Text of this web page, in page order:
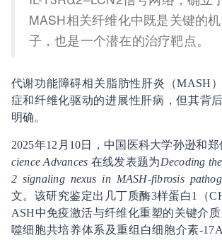
MASH相关纤维化中既是关键的
子，也是一个潜在的治疗靶点。
代谢功能障碍相关脂肪性肝炎（MASH
症和纤维化驱动的进展性肝病，但其背
明确。
2025年12月10日，中国医科大学孙逊和
cience Advances 在线发表题为Decoding
2 signaling nexus in MASH-fibrosis
文。该研究鉴定出几丁质酶3样蛋白1（
ASH中免疫激活与纤维化重塑的关键介
噬细胞共培养体系及重组白细胞介素-